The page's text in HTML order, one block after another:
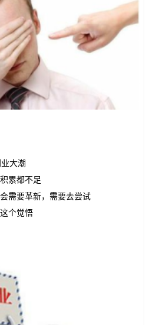
大潮
累都不足
需要革新，需要去尝试
个觉悟